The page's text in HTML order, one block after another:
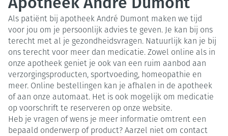
Als patiënt bij apotheek André Dumont maken we tijd
voor jou om je persoonlijk advies te geven. Je kan bij ons
terecht met al je gezondheidsvragen. Natuurlijk kan je bij
ons terecht voor meer dan medicatie. Zowel online als in
onze apotheek geniet je ook van een ruim aanbod aan
verzorgingsproducten, sportvoeding, homeopathie en
meer. Online bestellingen kan je afhalen in de apotheek
of aan onze automaat. Het is ook mogelijk om medicatie
op voorschrift te reserveren op onze website.
Heb je vragen of wens je meer informatie omtrent een
bepaald onderwerp of product? Aarzel niet om contact